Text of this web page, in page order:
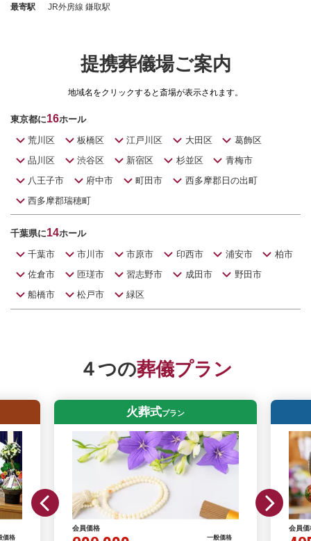
最寄駅 JR外房線 鎌取駅
提携葬儀場ご案内
地域名をクリックすると斎場が表示されます。
東京都に16ホール
荒川区 板橋区 江戸川区 大田区
葛飾区
品川区
渋谷区 新宿区 杉並区
青梅市
八王子市
府中市 町田市
西多摩郡日の出町
西多摩郡瑞穂町
千葉県に14ホール
千葉市 市川市 市原市 印西市 浦安市
柏市
佐倉市
匝瑳市 習志野市 成田市
野田市
船橋市
松戸市 緑区
４つの葬儀プラン
価格
火葬式プラン
会員価格
一般価格
会員価